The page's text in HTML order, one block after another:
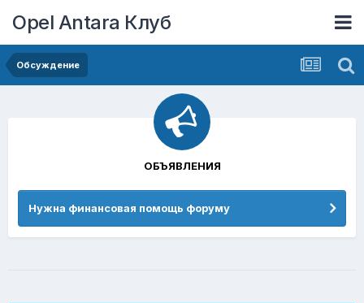
Opel Antara Клуб
Обсуждение
ОБЪЯВЛЕНИЯ
Нужна финансовая помощь форуму